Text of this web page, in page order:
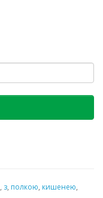
, з, полкою, кишенею,